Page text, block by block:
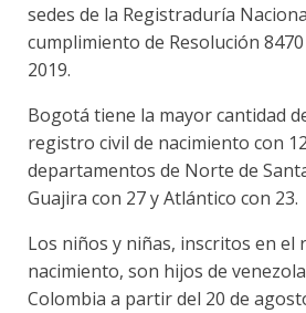
sedes de la Registraduría
cumplimiento de Resolución
2019.
Bogotá tiene la mayor cantidad
registro civil de nacimiento con
departamentos de Norte de
Guajira con 27 y Atlántico con 23.
Los niños y niñas, inscritos en el
nacimiento, son hijos de
Colombia a partir del 20 de